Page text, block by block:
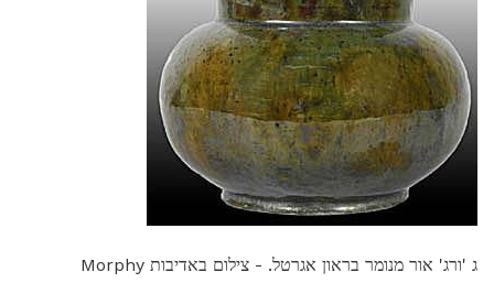
ג 'ורג' אור מנומר בראון אגרטל. - צילום באדיבות Morphy